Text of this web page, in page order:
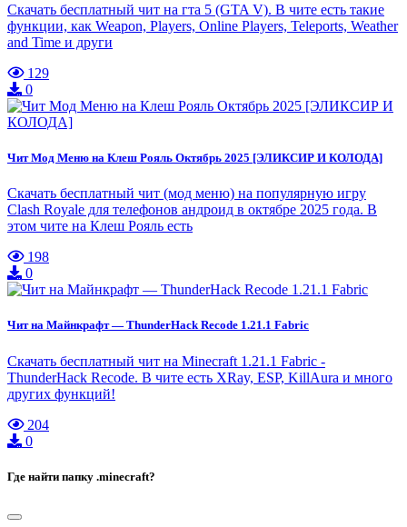
Скачать бесплатный чит на гта 5 (GTA V). В чите есть такие
функции, как Weapon, Players, Online Players, Teleports, Weather
and Time и други
129
0
Чит Мод Меню на Клеш Рояль Октябрь 2025 [ЭЛИКСИР И КОЛОДА]
Скачать бесплатный чит (мод меню) на популярную игру
Clash Royale для телефонов андроид в октябре 2025 года. В
этом чите на Клеш Рояль есть
198
0
Чит на Майнкрафт — ThunderHack Recode 1.21.1 Fabric
Скачать бесплатный чит на Minecraft 1.21.1 Fabric -
ThunderHack Recode. В чите есть XRay, ESP, KillAura и много
других функций!
204
0
Где найти папку .minecraft?